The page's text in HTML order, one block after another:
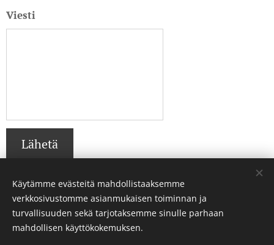
Viesti
Lähetä
Käytämme evästeitä mahdollistaaksemme
verkkosivustomme asianmukaisen toiminnan ja
turvallisuuden sekä tarjotaksemme sinulle parhaan
mahdollisen käyttökokemuksen.